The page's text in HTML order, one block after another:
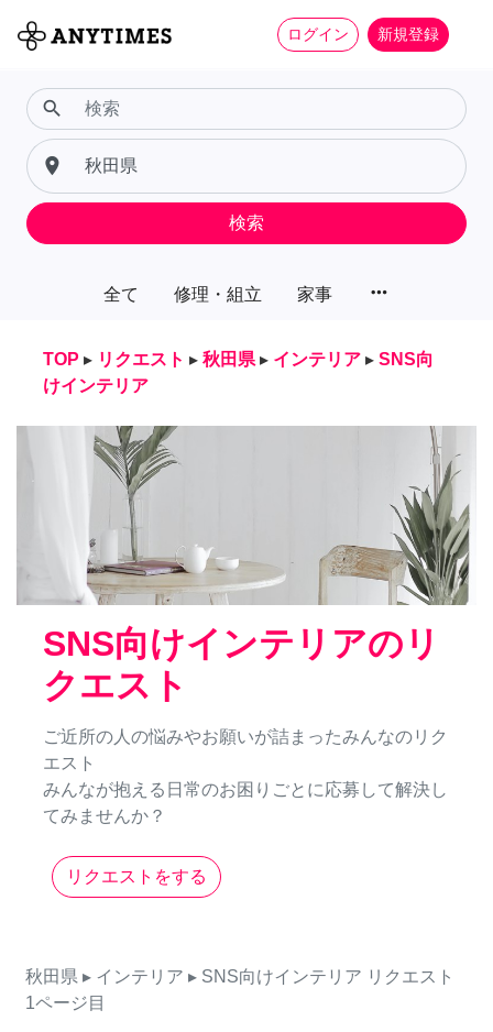
ログイン 新規登録
全て 修理・組立 家事 more_horiz
search
place
検索
TOP ▸ リクエスト ▸ 秋田県 ▸ インテリア ▸ SNS向
けインテリア
SNS向けインテリアのリ
クエスト
ご近所の人の悩みやお願いが詰まったみんなのリク
エスト
みんなが抱える日常のお困りごとに応募して解決し
てみませんか？
リクエストをする
秋田県 ▸ インテリア ▸ SNS向けインテリア リクエスト
1ページ目